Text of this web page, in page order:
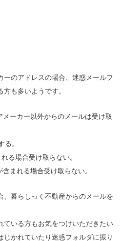
ーのアドレスの場合、迷惑メールフ
も多いようです。
メーカー以外からのメールは受け取
る。
る場合受け取らない。
まれる場合受け取らない。
、暮らしっく不動産からのメールを
ている方もお気をつけいただきたい
かれていたり迷惑フォルダに振り